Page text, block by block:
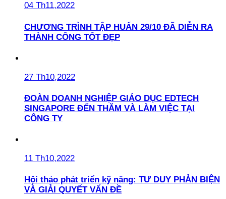
04 Th11,2022
CHƯƠNG TRÌNH TẬP HUẤN 29/10 ĐÃ DIỄN RA
THÀNH CÔNG TỐT ĐẸP
27 Th10,2022
ĐOÀN DOANH NGHIỆP GIÁO DỤC EDTECH
SINGAPORE ĐẾN THĂM VÀ LÀM VIỆC TẠI
CÔNG TY
11 Th10,2022
Hội thảo phát triển kỹ năng: TƯ DUY PHẢN BIỆN
VÀ GIẢI QUYẾT VẤN ĐỀ